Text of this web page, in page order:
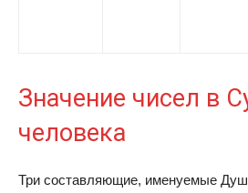
Значение чисел в
человека
Три составляющие, именуемые